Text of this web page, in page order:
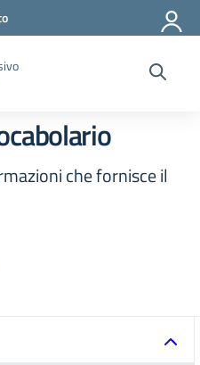
che fornisce il